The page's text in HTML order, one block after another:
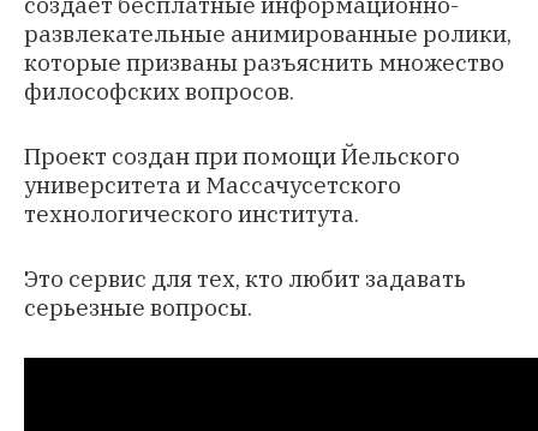
развлекательные анимированные ролики,
которые призваны разъяснить множество
философских вопросов.
Проект создан при помощи Йельского
университета и Массачусетского
технологического института.
Это сервис для тех, кто любит задавать
серьезные вопросы.